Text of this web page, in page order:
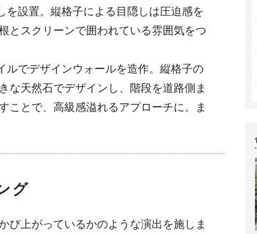
設置。縦格子による目隠しは圧迫感を
とスクリーンで囲われている雰囲気をつ
でデザインウォールを造作。縦格子の
な天然石でデザインし、階段を道路側ま
ことで、高級感溢れるアプローチに。ま
グ
び上がっているかのような演出を施しま